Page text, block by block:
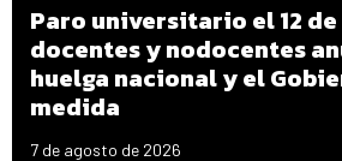
Paro universitario el 12
docentes y nodocentes
huelga nacional y el
medida
7 de agosto de 2026